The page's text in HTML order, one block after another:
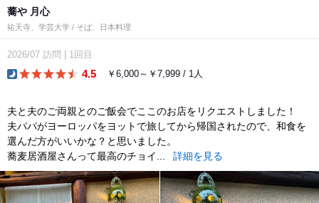
蕎や 月心
祐天寺、学芸大学 / そば、日本料理
2026/07 訪問 1回目
4.5 ￥6,000～￥7,999 / 1人
夫と夫のご両親とのご飯会でここのお店をリクエストしました！
夫パパがヨーロッパをヨットで旅してから帰国されたので、和食を
選んだ方がいいかな？と思いました。
蕎麦居酒屋さんって最高のチョイ...
詳細を見る